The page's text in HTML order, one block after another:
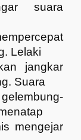
suara
Lelaki
jangkar
Suara
mengejar